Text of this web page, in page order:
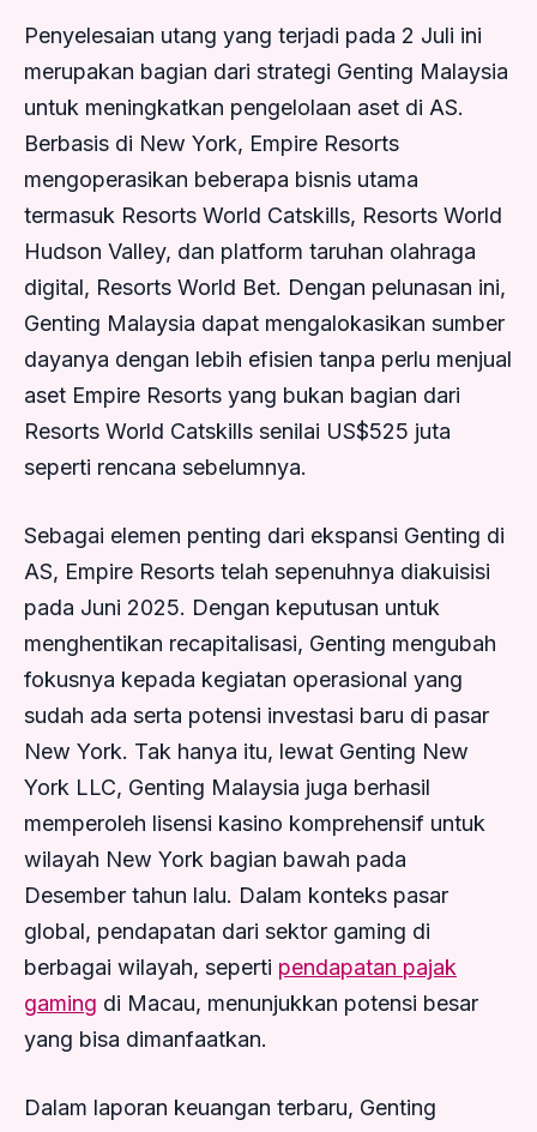
Penyelesaian utang yang terjadi pada 2 Juli ini
merupakan bagian dari strategi Genting Malaysia
untuk meningkatkan pengelolaan aset di AS.
Berbasis di New York, Empire Resorts
mengoperasikan beberapa bisnis utama
termasuk Resorts World Catskills, Resorts World
Hudson Valley, dan platform taruhan olahraga
digital, Resorts World Bet. Dengan pelunasan ini,
Genting Malaysia dapat mengalokasikan sumber
dayanya dengan lebih efisien tanpa perlu menjual
aset Empire Resorts yang bukan bagian dari
Resorts World Catskills senilai US$525 juta
seperti rencana sebelumnya.
Sebagai elemen penting dari ekspansi Genting di
AS, Empire Resorts telah sepenuhnya diakuisisi
pada Juni 2025. Dengan keputusan untuk
menghentikan recapitalisasi, Genting mengubah
fokusnya kepada kegiatan operasional yang
sudah ada serta potensi investasi baru di pasar
New York. Tak hanya itu, lewat Genting New
York LLC, Genting Malaysia juga berhasil
memperoleh lisensi kasino komprehensif untuk
wilayah New York bagian bawah pada
Desember tahun lalu. Dalam konteks pasar
global, pendapatan dari sektor gaming di
berbagai wilayah, seperti pendapatan pajak
gaming di Macau, menunjukkan potensi besar
yang bisa dimanfaatkan.
Dalam laporan keuangan terbaru, Genting